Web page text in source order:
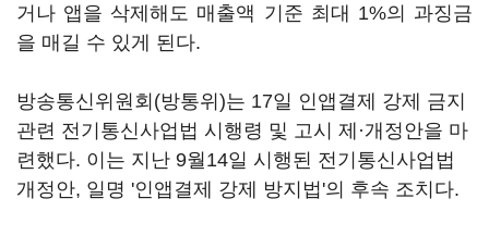
거나 앱을 삭제해도 매출액 기준 최대 1%의 과징금
을 매길 수 있게 된다.
방송통신위원회(방통위)는 17일 인앱결제 강제 금지
관련 전기통신사업법 시행령 및 고시 제·개정안을 마
련했다. 이는 지난 9월14일 시행된 전기통신사업법
개정안, 일명 '인앱결제 강제 방지법'의 후속 조치다.